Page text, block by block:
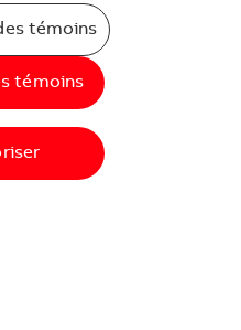
témoins
témoins